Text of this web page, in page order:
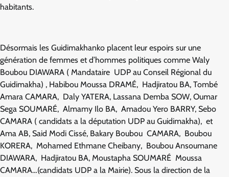
habitants.
Désormais les Guidimakhanko placent leur espoirs sur une
génération de femmes et d’hommes politiques comme Waly
Boubou DIAWARA ( Mandataire UDP au Conseil Régional du
Guidimakha) , Habibou Moussa DRAMÉ, Hadjiratou BA, Tombé
Amara CAMARA, Daly YATERA, Lassana Demba SOW, Oumar
Sega SOUMARÉ, Almamy Ilo BA, Amadou Yero BARRY, Sebo
CAMARA ( candidats a la députation UDP au Guidimakha), et
Ama AB, Said Modi Cissé, Bakary Boubou CAMARA, Boubou
KORERA, Mohamed Ethmane Cheibany, Boubou Ansoumane
DIAWARA, Hadjiratou BA, Moustapha SOUMARÉ Moussa
CAMARA…(candidats UDP a la Mairie). Sous la direction de la